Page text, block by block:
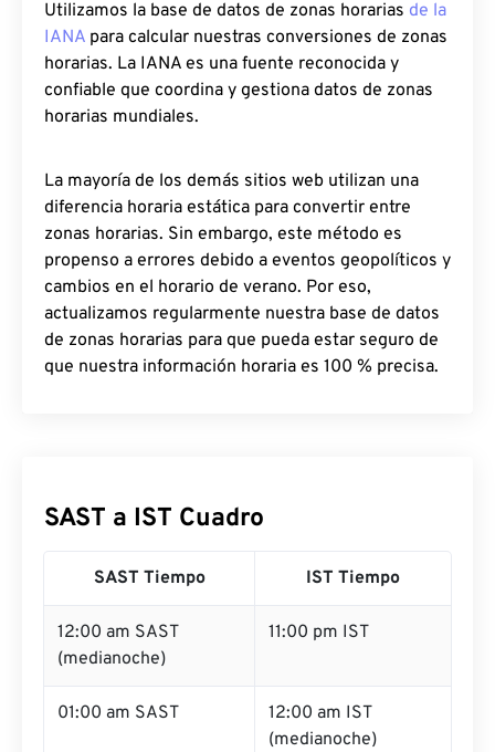
Utilizamos la base de datos de zonas horarias de la
IANA para calcular nuestras conversiones de zonas
horarias. La IANA es una fuente reconocida y
confiable que coordina y gestiona datos de zonas
horarias mundiales.
La mayoría de los demás sitios web utilizan una
diferencia horaria estática para convertir entre
zonas horarias. Sin embargo, este método es
propenso a errores debido a eventos geopolíticos y
cambios en el horario de verano. Por eso,
actualizamos regularmente nuestra base de datos
de zonas horarias para que pueda estar seguro de
que nuestra información horaria es 100 % precisa.
SAST a IST Cuadro
SAST Tiempo IST Tiempo
12:00 am SAST
(medianoche)
11:00 pm IST
01:00 am SAST
12:00 am IST
(medianoche)